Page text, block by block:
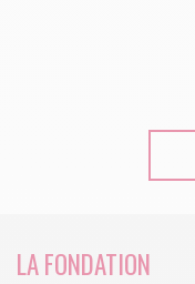
LA FONDATION